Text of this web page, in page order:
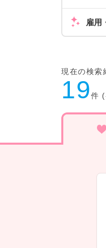
雇用
現在の検索
19件